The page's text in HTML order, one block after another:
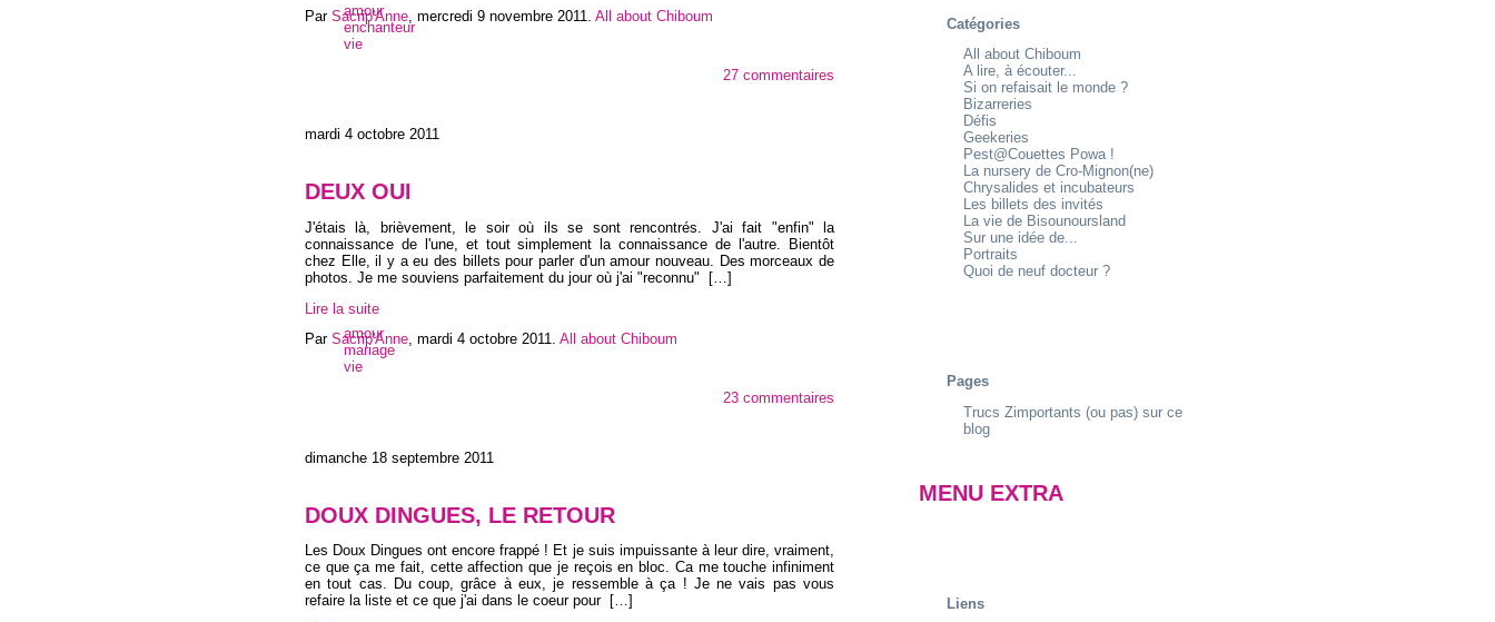
Par Sacrip'Anne mercredi 9 novembre 2011 All about Chiboum
amour
enchanteur
vie
27 commentaires
mardi 4 octobre 2011
DEUX OUI
J'étais là, brièvement, le soir où ils se sont rencontrés. J'ai fait "enfin" la
connaissance de l'une, et tout simplement la connaissance de l'autre. Bientôt
chez Elle, il y a eu des billets pour parler d'un amour nouveau. Des morceaux de
photos. Je me souviens parfaitement du jour où j'ai "reconnu"
[…]
Lire la suite
Par Sacrip'Anne, mardi 4 octobre 2011. All about Chiboum
amour
mariage
vie
23 commentaires
dimanche 18 septembre 2011
DOUX DINGUES, LE RETOUR
Les Doux Dingues ont encore frappé ! Et je suis impuissante à leur dire, vraiment,
ce que ça me fait, cette affection que je reçois en bloc. Ca me touche infiniment
en tout cas. Du coup, grâce à eux, je ressemble à ça ! Je ne vais pas vous
refaire la liste et ce que j'ai dans le coeur pour […]
Catégories
All about Chiboum
A lire, à écouter...
Si on refaisait le monde ?
Bizarreries
Défis
Geekeries
Pest@Couettes Powa !
La nursery de Cro-Mignon(ne)
Chrysalides et incubateurs
Les billets des invités
La vie de Bisounoursland
Sur une idée de...
Portraits
Quoi de neuf docteur ?
Pages
Trucs Zimportants (ou pas) sur ce
blog
MENU EXTRA
Liens